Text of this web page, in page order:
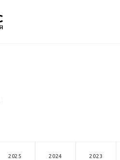
2025 2024 2023